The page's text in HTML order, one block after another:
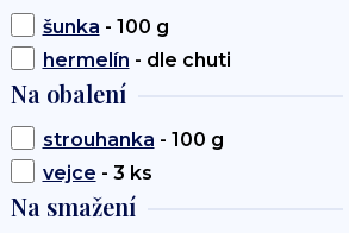
šunka - 100 g
hermelín - dle chuti
Na obalení
strouhanka - 100 g
vejce - 3 ks
Na smažení